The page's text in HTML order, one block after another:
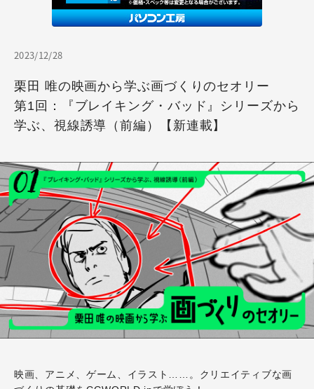
2023/12/28
栗田 唯の映画から学ぶ画づくりのセオリー
第1回：『ブレイキング・バッド』シリーズから
学ぶ、視線誘導（前編）【新連載】
映画、アニメ、ゲーム、イラスト……。クリエイティブな画